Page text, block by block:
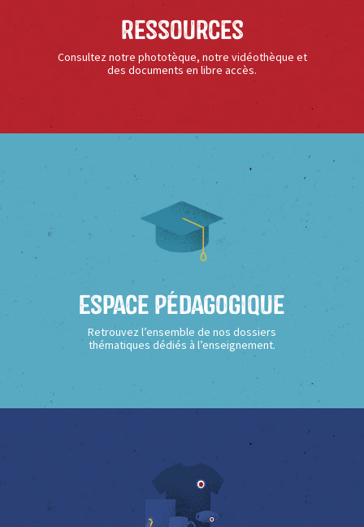
Ressources
Consultez notre phototèque, notre vidéothèque et
des documents en libre accès.
Espace Pédagogique
Retrouvez l’ensemble de nos dossiers
thématiques dédiés à l’enseignement.